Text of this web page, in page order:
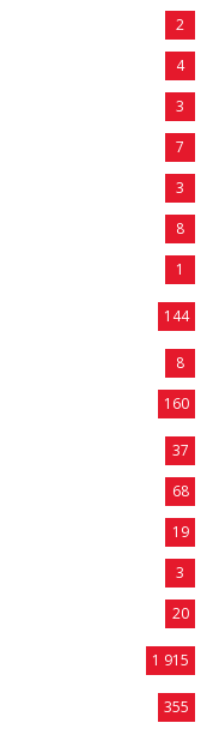
2
4
3
7
3
8
1
144
8
160
37
68
19
3
20
1 915
355